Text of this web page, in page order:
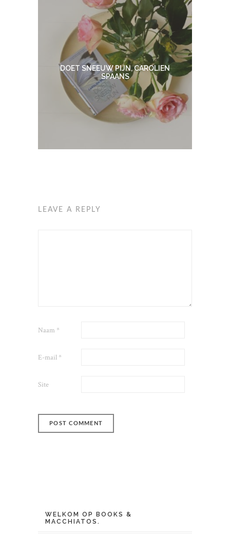
DOET SNEEUW PIJN, CAROLIEN
SPAANS
LEAVE A REPLY
Naam *
E-mail *
Site
WELKOM OP BOOKS &
MACCHIATOS.